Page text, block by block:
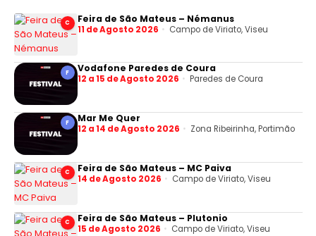
C Feira de São Mateus – Némanus
11 de Agosto 2026 Campo de Viriato, Viseu
F Vodafone Paredes de Coura
12 a 15 de Agosto 2026 Paredes de Coura
F Mar Me Quer
12 a 14 de Agosto 2026 Zona Ribeirinha, Portimão
C Feira de São Mateus – MC Paiva
14 de Agosto 2026 Campo de Viriato, Viseu
C Feira de São Mateus – Plutonio
15 de Agosto 2026 Campo de Viriato, Viseu